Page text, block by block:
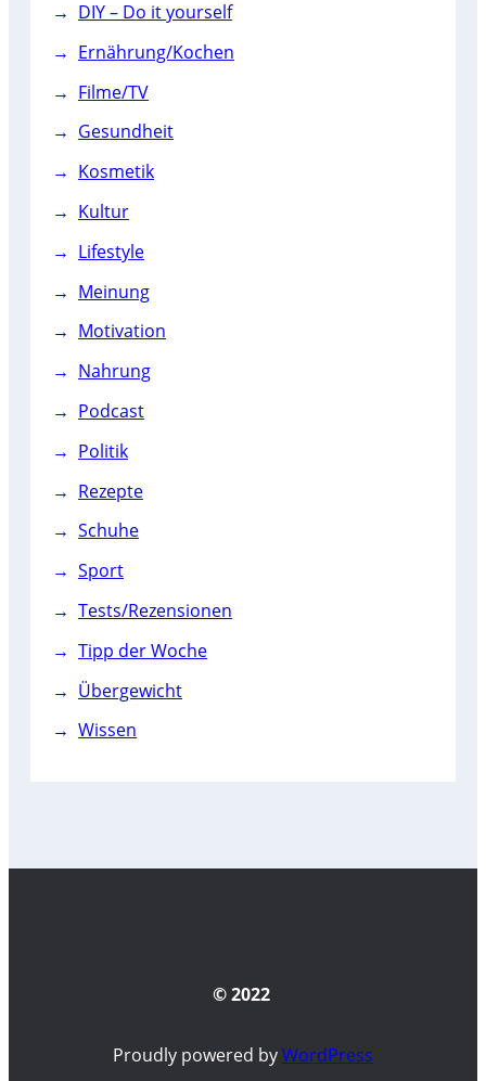
DIY – Do it yourself
Ernährung/Kochen
Filme/TV
Gesundheit
Kosmetik
Kultur
Lifestyle
Meinung
Motivation
Nahrung
Podcast
Politik
Rezepte
Schuhe
Sport
Tests/Rezensionen
Tipp der Woche
Übergewicht
Wissen
© 2022
Proudly powered byWordPress